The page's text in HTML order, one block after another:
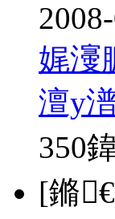
娓
澶у
350
[鏅